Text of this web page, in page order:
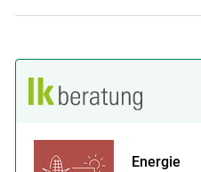
Energie